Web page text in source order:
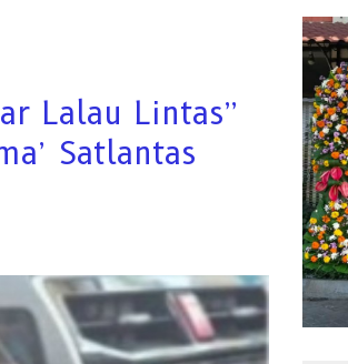
Lalau Lintas”
Satlantas